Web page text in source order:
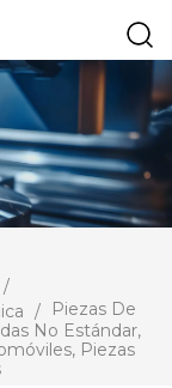
/
/
Piezas De
No Estándar,
Piezas